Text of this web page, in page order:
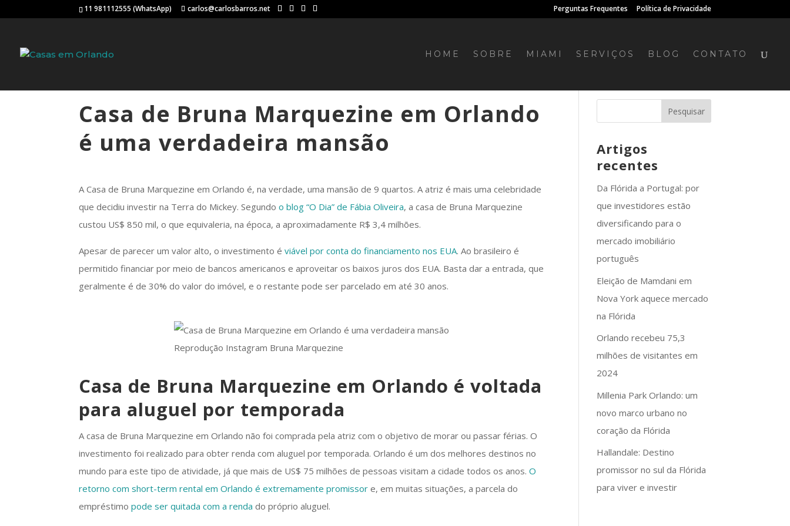
11 981112555 (WhatsApp) carlos@carlosbarros.net Perguntas Frequentes Política de Privacidade
HOME SOBRE MIAMI SERVIÇOS BLOG CONTATO
Casa de Bruna Marquezine em Orlando
é uma verdadeira mansão
A Casa de Bruna Marquezine em Orlando é, na verdade, uma mansão de 9 quartos. A atriz é mais uma celebridade
que decidiu investir na Terra do Mickey. Segundoo blog “O Dia” de Fábia Oliveira, a casa de Bruna Marquezine
custou US$ 850 mil, o que equivaleria, na época, a aproximadamente R$ 3,4 milhões.
Apesar de parecer um valor alto, o investimento é viável por conta do financiamento nos EUA. Ao brasileiro é
permitido financiar por meio de bancos americanos e aproveitar os baixos juros dos EUA. Basta dar a entrada, que
geralmente é de 30% do valor do imóvel, e o restante pode ser parcelado em até 30 anos.
Reprodução Instagram Bruna Marquezine
Casa de Bruna Marquezine em Orlando é voltada
para aluguel por temporada
A casa de Bruna Marquezine em Orlando não foi comprada pela atriz com o objetivo de morar ou passar férias. O
investimento foi realizado para obter renda com aluguel por temporada. Orlando é um dos melhores destinos no
mundo para este tipo de atividade, já que mais de US$ 75 milhões de pessoas visitam a cidade todos os anos.O
retorno com short-term rental em Orlando é extremamente promissor e, em muitas situações, a parcela do
empréstimopode ser quitada com a renda do próprio aluguel.
Artigos
recentes
Da Flórida a Portugal: por
que investidores estão
diversificando para o
mercado imobiliário
português
Eleição de Mamdani em
Nova York aquece mercado
na Flórida
Orlando recebeu 75,3
milhões de visitantes em
2024
Millenia Park Orlando: um
novo marco urbano no
coração da Flórida
Hallandale: Destino
promissor no sul da Flórida
para viver e investir